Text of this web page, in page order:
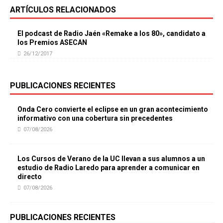
ARTÍCULOS RELACIONADOS
El podcast de Radio Jaén «Remake a los 80», candidato a
los Premios ASECAN
26/12/2017
PUBLICACIONES RECIENTES
Onda Cero convierte el eclipse en un gran acontecimiento
informativo con una cobertura sin precedentes
07/08/2026
Los Cursos de Verano de la UC llevan a sus alumnos a un
estudio de Radio Laredo para aprender a comunicar en
directo
07/08/2026
PUBLICACIONES RECIENTES